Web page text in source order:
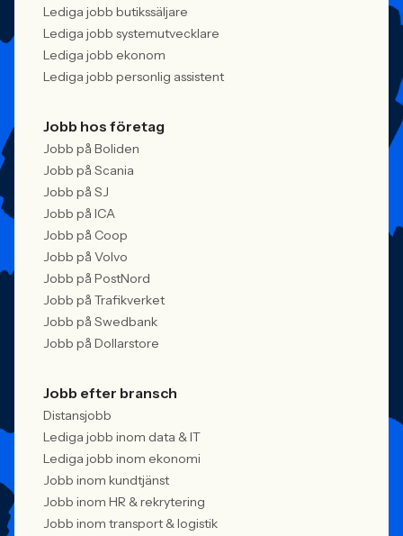
Lediga jobb butikssäljare
Lediga jobb systemutvecklare
Lediga jobb ekonom
Lediga jobb personlig assistent
Jobb hos företag
Jobb på Boliden
Jobb på Scania
Jobb på SJ
Jobb på ICA
Jobb på Coop
Jobb på Volvo
Jobb på PostNord
Jobb på Trafikverket
Jobb på Swedbank
Jobb på Dollarstore
Jobb efter bransch
Distansjobb
Lediga jobb inom data & IT
Lediga jobb inom ekonomi
Jobb inom kundtjänst
Jobb inom HR & rekrytering
Jobb inom transport & logistik